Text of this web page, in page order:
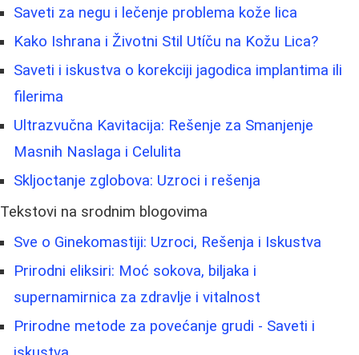
Saveti za negu i lečenje problema kože lica
Kako Ishrana i Životni Stil Utíču na Kožu Lica?
Saveti i iskustva o korekciji jagodica implantima ili
filerima
Ultrazvučna Kavitacija: Rešenje za Smanjenje
Masnih Naslaga i Celulita
Skljoctanje zglobova: Uzroci i rešenja
Tekstovi na srodnim blogovima
Sve o Ginekomastiji: Uzroci, Rešenja i Iskustva
Prirodni eliksiri: Moć sokova, biljaka i
supernamirnica za zdravlje i vitalnost
Prirodne metode za povećanje grudi - Saveti i